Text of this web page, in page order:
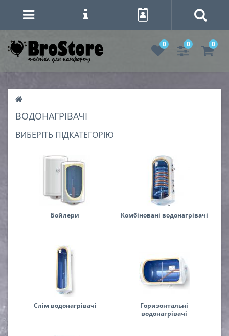
0 0 0
ВОДОНАГРІВАЧІ
ВИБЕРІТЬ ПІДКАТЕГОРІЮ
Бойлери Комбіновані водонагрівачі
Слім водонагрівачі
Горизонтальні
водонагрівачі